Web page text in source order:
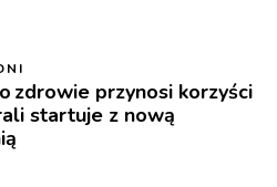
zdrowie przynosi korzyści
startuje z nową